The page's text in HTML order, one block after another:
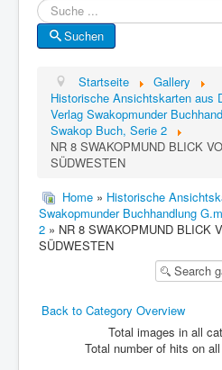
Suche
Suchen
Startseite
Gallery
Historische Ansichtskarten aus
Verlag Swakopmunder
Swakop Buch, Serie 2
NR 8 SWAKOPMUND BLICK
SÜDWESTEN
Home » Historische
Swakopmunder Buchhandlung
2 » NR 8 SWAKOPMUND BLICK
SÜDWESTEN
Back to Category Overview
Total images in all
Total number of hits on